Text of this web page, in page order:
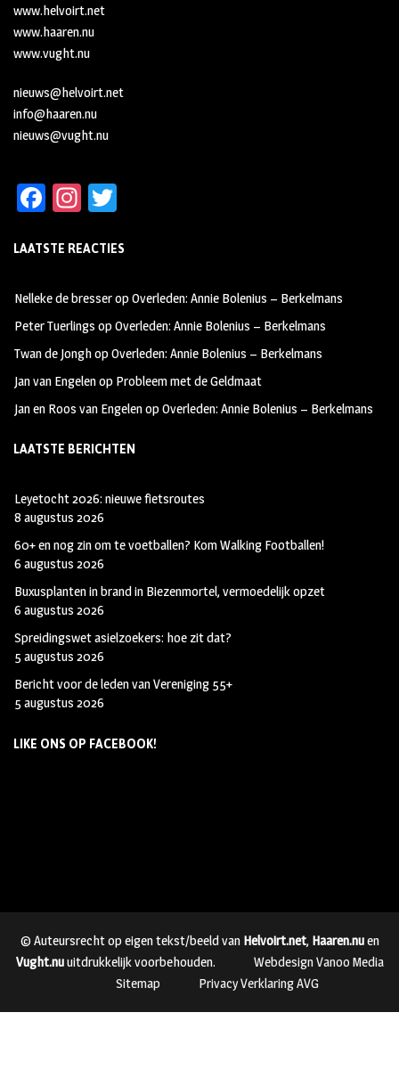
www.helvoirt.net
www.haaren.nu
www.vught.nu
nieuws@helvoirt.net
info@haaren.nu
nieuws@vught.nu
Fa
b
oo
k
In
ag
m
tt
LAATSTE REACTIES
Nelleke de bresseropOverleden: Annie Bolenius – Berkelmans
Peter Tuerlings opOverleden: Annie Bolenius – Berkelmans
Twan de JonghopOverleden: Annie Bolenius – Berkelmans
Jan van Engelenop Probleem met de Geldmaat
Jan en Roos van EngelenopOverleden: Annie Bolenius – Berkelmans
LAATSTE BERICHTEN
Leyetocht 2026: nieuwe fietsroutes
8 augustus 2026
60+ en nog zin om te voetballen? Kom Walking Footballen!
6 augustus 2026
Buxusplanten in brand in Biezenmortel, vermoedelijk opzet
6 augustus 2026
Spreidingswet asielzoekers: hoe zit dat?
5 augustus 2026
Bericht voor de leden van Vereniging 55+
5 augustus 2026
LIKE ONS OP FACEBOOK!
© Auteursrecht op eigen tekst/beeld van Helvoirt.net, Haaren.nuen
Vught.nuuitdrukkelijk voorbehouden.
Webdesign Vanoo Media
Sitemap
Privacy Verklaring AVG